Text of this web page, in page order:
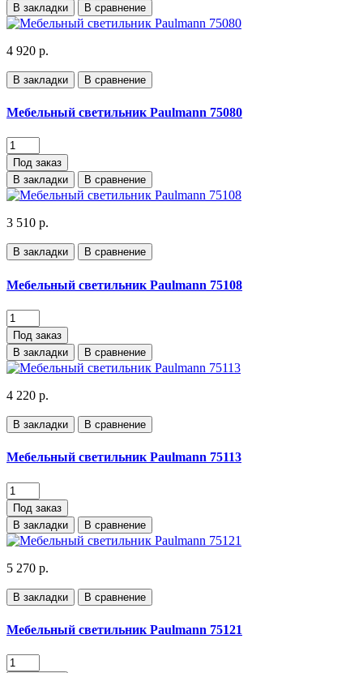
В закладки
В сравнение
4 920 р.
В закладки В сравнение
Мебельный светильник Paulmann 75080
Под заказ
В закладки
В сравнение
3 510 р.
В закладки В сравнение
Мебельный светильник Paulmann 75108
Под заказ
В закладки
В сравнение
4 220 р.
В закладки В сравнение
Мебельный светильник Paulmann 75113
Под заказ
В закладки
В сравнение
5 270 р.
В закладки В сравнение
Мебельный светильник Paulmann 75121